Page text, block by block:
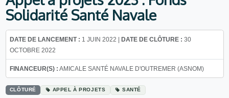
Solidarité Santé Navale
DATE DE LANCEMENT : 1 JUIN 2022 | DATE DE CLÔTURE : 30
OCTOBRE 2022
FINANCEUR(S) : AMICALE SANTÉ NAVALE D'OUTREMER (ASNOM)
CLÔTURÉ APPEL À PROJETS SANTÉ